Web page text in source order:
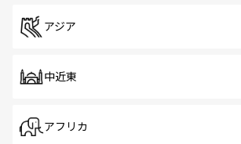
アジア
中近東
アフリカ